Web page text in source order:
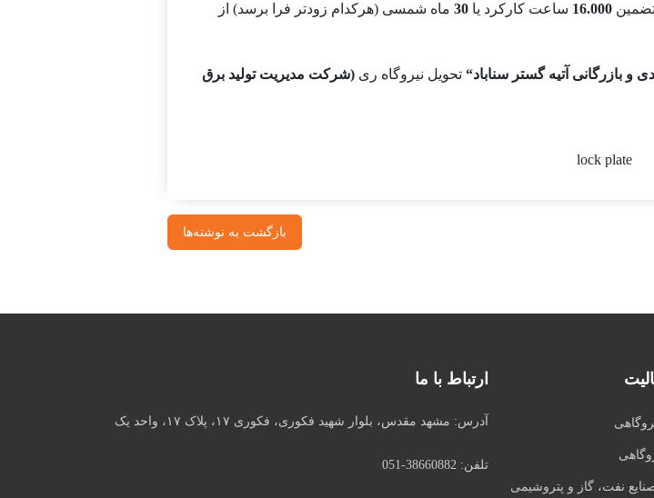
16.000 ساعت کارکرد یا 30 ماه شمسی (هرکدام زودتر فرا برسد) از
و بازرگانی آتیه گستر سناباد“ تحویل نیروگاه ری (شرکت مدیریت تولید برق
بازگشت به نوشته‌ها
نفت، گاز و پتروشیمی
ارتباط با ما
آدرس: مشهد مقدس، بلوار شهید فکوری، فکوری ۱۷، پلاک ۱۷، واحد یک
تلفن: 051-38660882